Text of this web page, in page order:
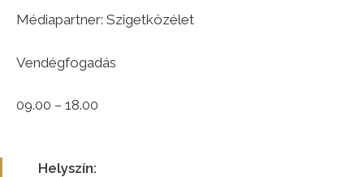
Médiapartner: Szigetközélet
Vendégfogadás
09.00 – 18.00
Helyszín: